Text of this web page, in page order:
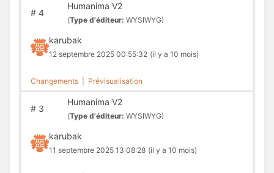
#4
Humanima V2
(Type d'éditeur: WYSIWYG)
karubak
12 septembre 2025 00:55:32 (il y a 10 mois)
Changements Prévisualisation
#3
Humanima V2
(Type d'éditeur: WYSIWYG)
karubak
11 septembre 2025 13:08:28 (il y a 10 mois)